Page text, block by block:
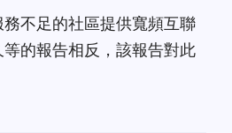
不足的社區提供寬頻互聯
的報告相反，該報告對此